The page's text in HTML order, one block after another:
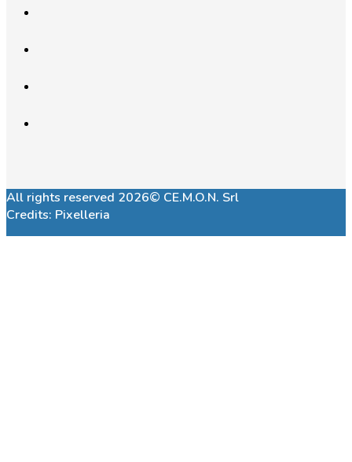
All rights reserved 2026© CE.M.O.N. Srl
Credits: Pixelleria